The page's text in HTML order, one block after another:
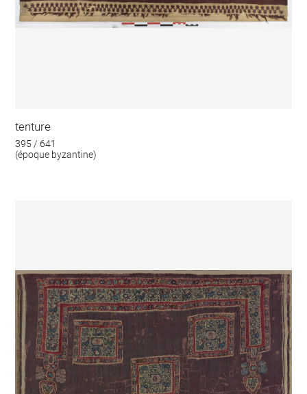
tenture
395 / 641
(époque byzantine)